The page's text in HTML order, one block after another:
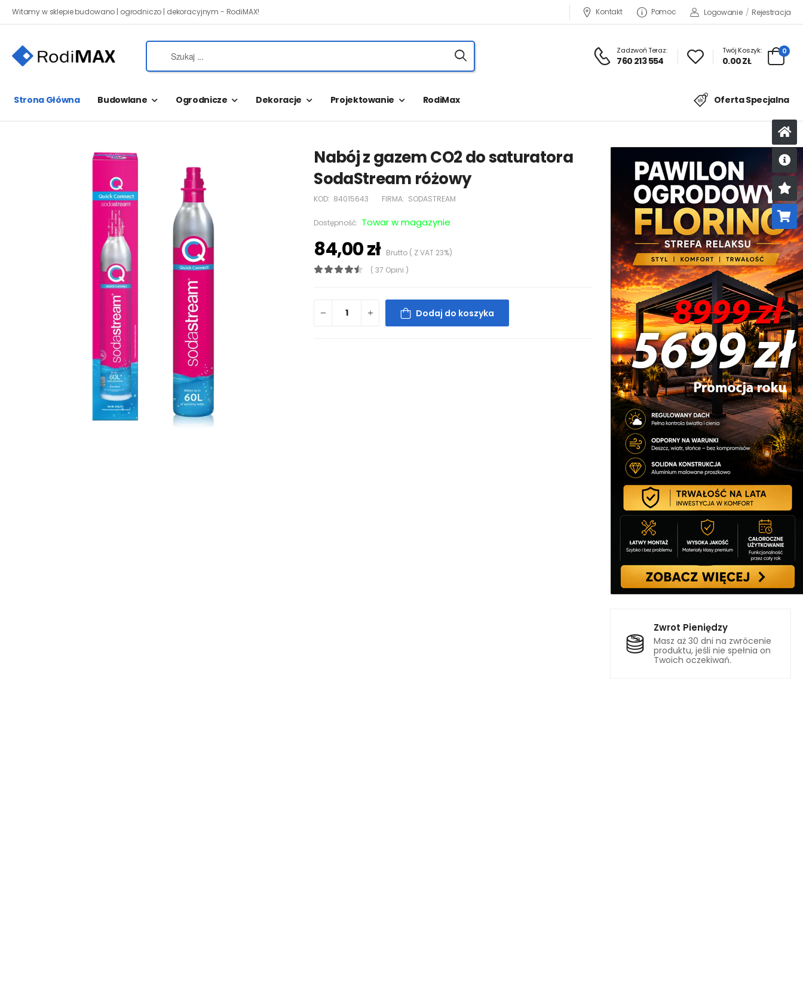
Witamy w sklepie budowano | ogrodniczo | dekoracyjnym - RodiMAX! Kontakt Pomoc Logowanie / Rejestracja
Zadzwoń Teraz:
760 213 554
Twój Koszyk:
0.00 ZŁ
0
Strona Główna Budowlane Ogrodnicze Dekoracje Projektowanie RodiMax Oferta Specjalna
Zwrot Pieniędzy
Masz aż 30 dni na zwrócenie
produktu, jeśli nie spełnia on
Twoich oczekiwań.
Nabój z gazem CO2 do saturatora
SodaStream różowy
KOD: 84015643 FIRMA: SODASTREAM
Dostępność: Towar w magazynie
84,00 złBrutto ( Z VAT 23%)
( 37 Opini )
Dodaj do koszyka